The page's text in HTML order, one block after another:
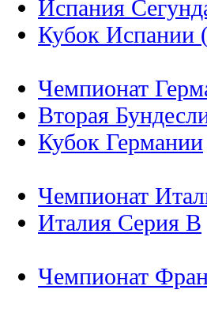
Испания
Кубок Испании
Чемпионат
Вторая
Кубок Германии
Чемпионат
Италия Серия B
Чемпионат